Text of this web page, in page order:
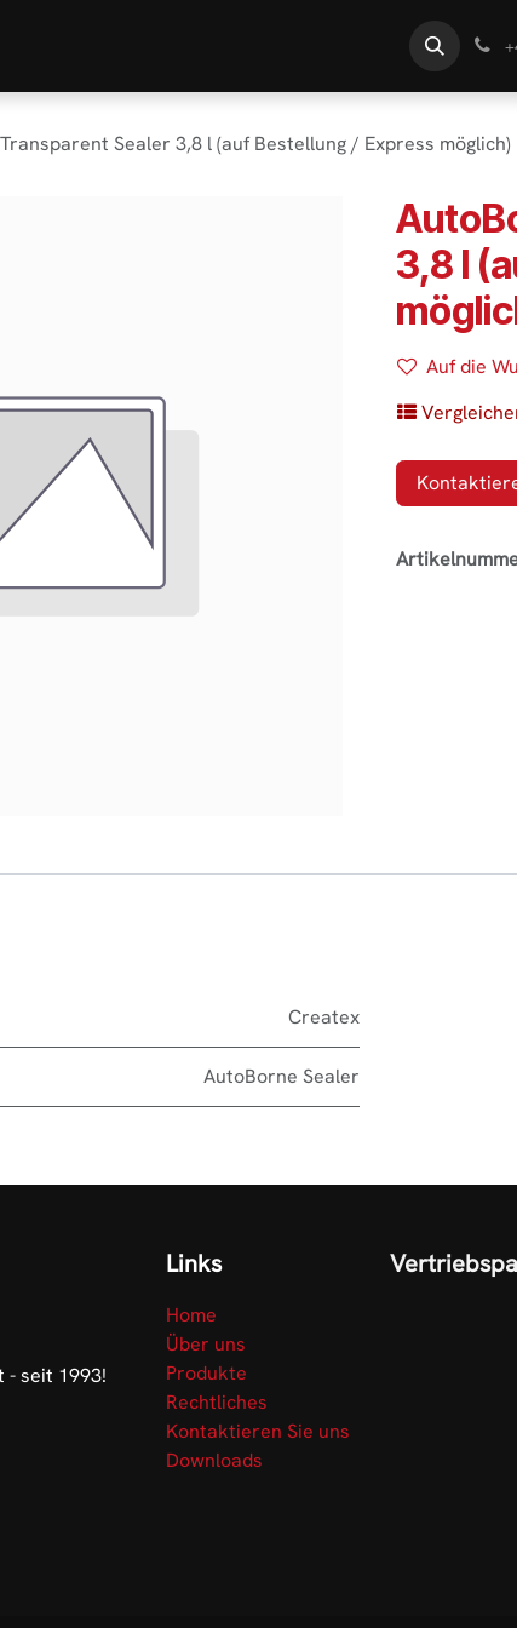
Sealer 3,8 l (auf Bestellung / Express möglich)
3,8 l
Auf die
Createx
AutoBorne Sealer
- seit 1993!
Links
Home
Über uns
Produkte
Rechtliches
Kontaktieren Sie uns
Downloads